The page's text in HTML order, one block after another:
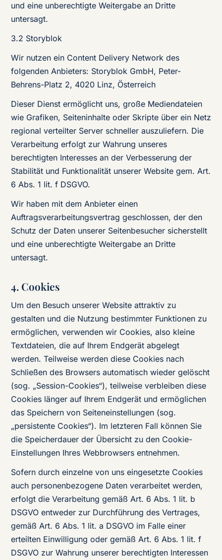
und eine unberechtigte Weitergabe an Dritte
untersagt.
3.2 Storyblok
Wir nutzen ein Content Delivery Network des
folgenden Anbieters: Storyblok GmbH, Peter-
Behrens-Platz 2, 4020 Linz, Österreich
Dieser Dienst ermöglicht uns, große Mediendateien
wie Grafiken, Seiteninhalte oder Skripte über ein Netz
regional verteilter Server schneller auszuliefern. Die
Verarbeitung erfolgt zur Wahrung unseres
berechtigten Interesses an der Verbesserung der
Stabilität und Funktionalität unserer Website gem. Art.
6 Abs. 1 lit. f DSGVO.
Wir haben mit dem Anbieter einen
Auftragsverarbeitungsvertrag geschlossen, der den
Schutz der Daten unserer Seitenbesucher sicherstellt
und eine unberechtigte Weitergabe an Dritte
untersagt.
4. Cookies
Um den Besuch unserer Website attraktiv zu
gestalten und die Nutzung bestimmter Funktionen zu
ermöglichen, verwenden wir Cookies, also kleine
Textdateien, die auf Ihrem Endgerät abgelegt
werden. Teilweise werden diese Cookies nach
Schließen des Browsers automatisch wieder gelöscht
(sog. „Session-Cookies“), teilweise verbleiben diese
Cookies länger auf Ihrem Endgerät und ermöglichen
das Speichern von Seiteneinstellungen (sog.
„persistente Cookies“). Im letzteren Fall können Sie
die Speicherdauer der Übersicht zu den Cookie-
Einstellungen Ihres Webbrowsers entnehmen.
Sofern durch einzelne von uns eingesetzte Cookies
auch personenbezogene Daten verarbeitet werden,
erfolgt die Verarbeitung gemäß Art. 6 Abs. 1 lit. b
DSGVO entweder zur Durchführung des Vertrages,
gemäß Art. 6 Abs. 1 lit. a DSGVO im Falle einer
erteilten Einwilligung oder gemäß Art. 6 Abs. 1 lit. f
DSGVO zur Wahrung unserer berechtigten Interessen